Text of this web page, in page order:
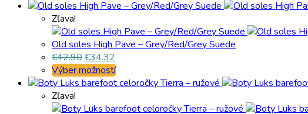
Zľava!
Old soles High Pave – Grey/Red/Grey Suede
€42.90€34.32
Výber možností
Zľava!